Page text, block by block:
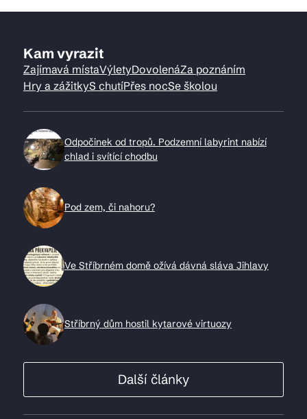
Kam vyrazit
Zajímavá místaVýletyDovolenáZa poznáním
Hry a zážitkyS chutíPřes nocSe školou
Odpočinek od tropů. Podzemní labyrint nabízí
chlad i svítící chodbu
Pod zem, či nahoru?
Ve Stříbrném domě ožívá dávná sláva Jihlavy
Stříbrný dům hostil kytarové virtuozy
Další články